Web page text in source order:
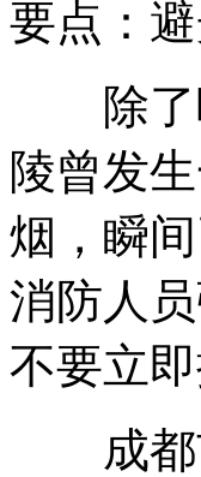
要点：
除了吸
陵曾发
烟，瞬
消防人
不要立
成都市